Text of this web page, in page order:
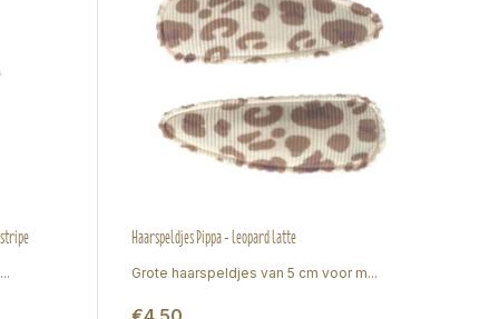
Haarspeldjes Pippa - leopard latte
Grote haarspeldjes van 5 cm voor m...